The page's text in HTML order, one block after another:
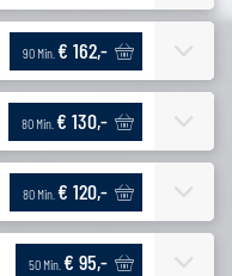
90 Min. € 162,-
80 Min. € 130,-
80 Min. € 120,-
50 Min. € 95,-